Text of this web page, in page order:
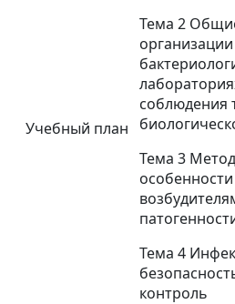
Учебный план
Тема 2
соблюдения
Тема 3
Тема 4
контроль